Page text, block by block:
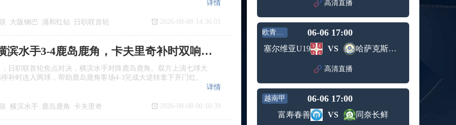
轮
纳尔迪vs鲁内 全场录像回放
标签： 2024年5
月12日
ATP罗马
大师赛
男单第2
轮
萨卡里vs加里宁娜 全场录像回放
标签： 2024年5
WTA罗
马大师
赛女单
第3轮
吉隆vs卢布列夫 全场录像回放
月12日
ATP罗马
大师赛
轮
兹维列夫vs达德尔里 全场录像回放
标签： 2024年5
月13日
ATP罗马
大师赛
男单第3
阿纳尔迪vs贾里 全场录像回放
大阪钢巴 浦和红钻 日职联首轮
详情
2026-08-08 14:36:01
日职联：横滨水手3‑4鹿岛鹿角，卡夫里奇补时双响上演逆转绝杀
日职联首轮焦点对决，横滨水手对阵鹿岛鹿角。双方上演七球大
补时连入两球，帮助鹿岛鹿角客场4‑3完成大逆转拿下开门红。
横滨水手 鹿岛鹿角 卡夫里奇
详情
2026-08-08 00:10:39
高清直播
欧青U19 06-06 17:00
塞尔维亚U19 VS 哈萨克斯坦U19
高清直播
越南甲 06-06 17:00
富寿春善 VS 同奈长鲜